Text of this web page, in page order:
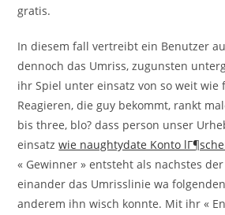
gratis.
In diesem fall vertreibt ein Benutzer
dennoch das Umriss, zugunsten
ihr Spiel unter einsatz von so weit wie
Reagieren, die guy bekommt, rankt
bis three, blo? dass person unser
einsatzwie naughtydate Konto
« Gewinner » entsteht als nachstes
einander das Umrisslinie wa
anderem ihn wisch konnte. Mit ihr «